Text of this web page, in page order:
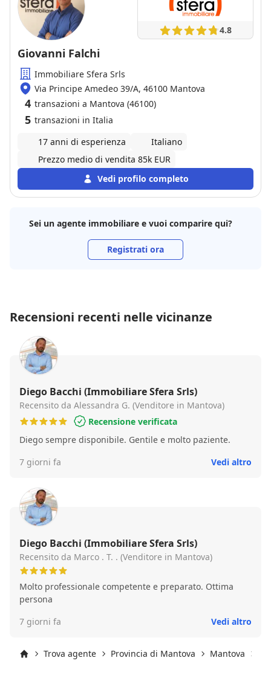
4.8
Giovanni Falchi
Immobiliare Sfera Srls
Via Principe Amedeo 39/A, 46100 Mantova
4 transazioni a Mantova (46100)
5 transazioni in Italia
17 anni di esperienza
Italiano
Prezzo medio di vendita 85k EUR
Vedi profilo completo
Sei un agente immobiliare e vuoi comparire qui?
Registrati ora
Recensioni recenti nelle vicinanze
Diego Bacchi (Immobiliare Sfera Srls)
Recensito da Alessandra G. (Venditore in Mantova)
Recensione verificata
Diego sempre disponibile. Gentile e molto paziente.
7 giorni fa
Vedi altro
Diego Bacchi (Immobiliare Sfera Srls)
Recensito da Marco . T. . (Venditore in Mantova)
Molto professionale competente e preparato. Ottima
persona
7 giorni fa
Vedi altro
Trova agente Provincia di Mantova Mantova